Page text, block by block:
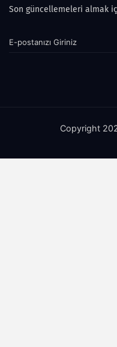
Son güncellemeleri almak
Copyright